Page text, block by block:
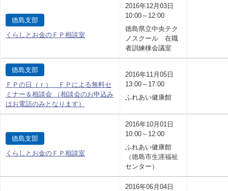
徳島支部
くらしとお金のＦＰ相談室
2016年12月03日
10:00～12:00
徳島県立中央テク
ノスクール 在職
者訓練棟会議室
徳島支部
ＦＰの日（ｒ） ＦＰによる無料セ
ミナー＆相談会 （相談会のお申込み
はお電話のみとなります）
2016年11月05日
13:00～17:00
ふれあい健康館
徳島支部
くらしとお金のＦＰ相談室
2016年10月01日
10:00～12:00
ふれあい健康館
（徳島市生涯福祉
センター）
2016年06月04日